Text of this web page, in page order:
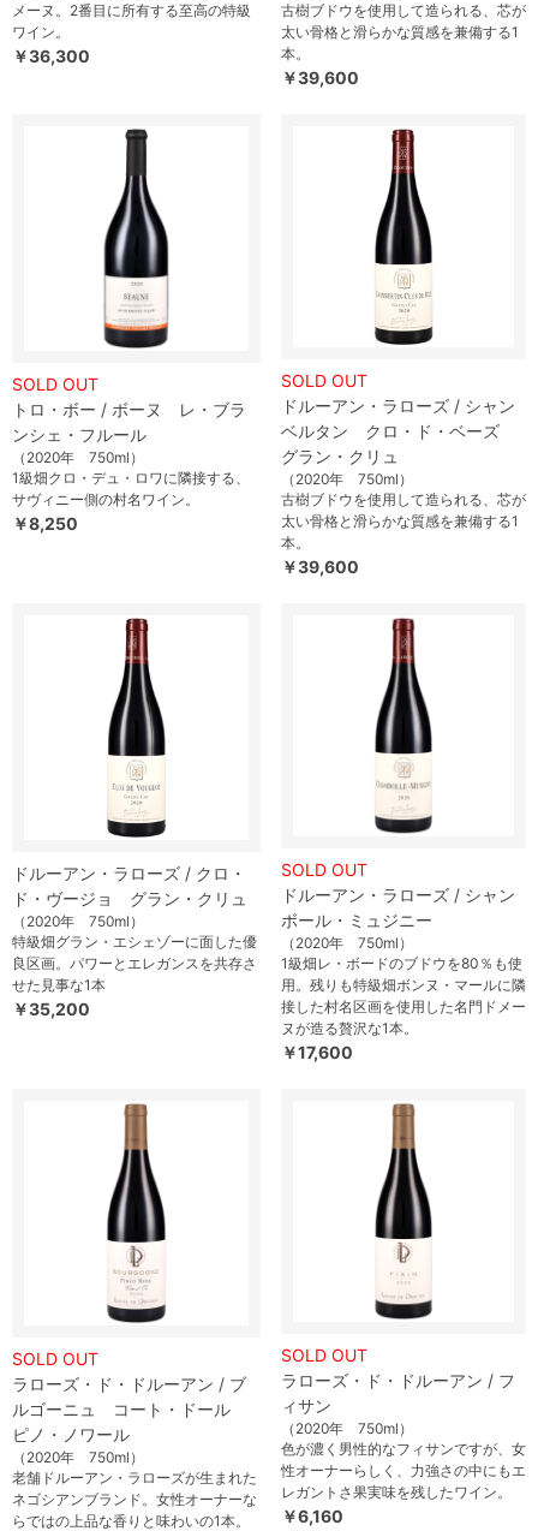
メーヌ。2番目に所有する至高の特級
ワイン。
￥36,300
古樹ブドウを使用して造られる、芯が
太い骨格と滑らかな質感を兼備する1
本。
￥39,600
SOLD OUT
トロ・ボー / ボーヌ レ・ブラ
ンシェ・フルール
（2020年 750ml）
1級畑クロ・デュ・ロワに隣接する、
サヴィニー側の村名ワイン。
￥8,250
SOLD OUT
ドルーアン・ラローズ / シャン
ベルタン クロ・ド・ベーズ
グラン・クリュ
（2020年 750ml）
古樹ブドウを使用して造られる、芯が
太い骨格と滑らかな質感を兼備する1
本。
￥39,600
ドルーアン・ラローズ / クロ・
ド・ヴージョ グラン・クリュ
（2020年 750ml）
特級畑グラン・エシェゾーに面した優
良区画。パワーとエレガンスを共存さ
せた見事な1本
￥35,200
SOLD OUT
ドルーアン・ラローズ / シャン
ボール・ミュジニー
（2020年 750ml）
1級畑レ・ボードのブドウを80％も使
用。残りも特級畑ボンヌ・マールに隣
接した村名区画を使用した名門ドメー
ヌが造る贅沢な1本。
￥17,600
SOLD OUT
ラローズ・ド・ドルーアン / ブ
ルゴーニュ コート・ドール
ピノ・ノワール
（2020年 750ml）
老舗ドルーアン・ラローズが生まれた
ネゴシアンブランド。女性オーナーな
らではの上品な香りと味わいの1本。
SOLD OUT
ラローズ・ド・ドルーアン / フ
ィサン
（2020年 750ml）
色が濃く男性的なフィサンですが、女
性オーナーらしく、力強さの中にもエ
レガントさ果実味を残したワイン。
￥6,160